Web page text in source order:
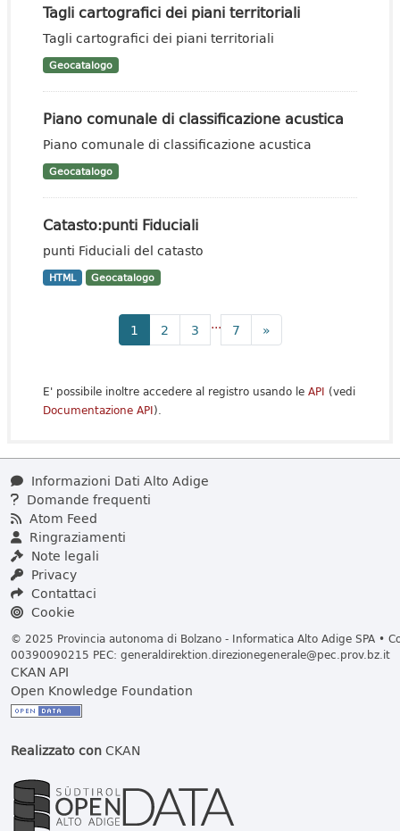
Tagli cartografici dei piani territoriali
Tagli cartografici dei piani territoriali
Geocatalogo
Piano comunale di classificazione acustica
Piano comunale di classificazione acustica
Geocatalogo
Catasto:punti Fiduciali
punti Fiduciali del catasto
HTML Geocatalogo
1 2 3 ... 7 »
E' possibile inoltre accedere al registro usando le API (vedi
Documentazione API).
Informazioni Dati Alto Adige
Domande frequenti
Atom Feed
Ringraziamenti
Note legali
Privacy
Contattaci
Cookie
© 2025 Provincia autonoma di Bolzano - Informatica Alto Adige SPA •
00390090215 PEC: generaldirektion.direzionegenerale@pec.prov.bz.it
CKAN API
Open Knowledge Foundation
Realizzato conCKAN